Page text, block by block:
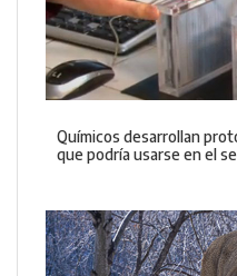
Químicos desarrollan
que podría usarse en el